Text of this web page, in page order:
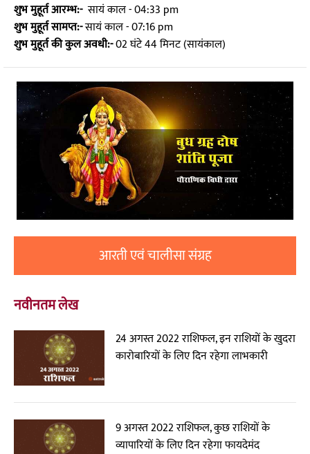
शुभ मुहूर्त आरम्भ:-सायं काल - 04:33 pm
शुभ मुहूर्त सामप्त:-सायं काल - 07:16 pm
शुभ मुहूर्त की कुल अवधी:-02 घंटे 44 मिनट (सायंकाल)
आरती एवं चालीसा संग्रह
नवीनतम लेख
24 अगस्त 2022 राशिफल, इन राशियों के खुदरा
कारोबारियों के लिए दिन रहेगा लाभकारी
9 अगस्त 2022 राशिफल, कुछ राशियों के
व्यापारियों के लिए दिन रहेगा फायदेमंद